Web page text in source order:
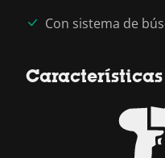
Con sistema de